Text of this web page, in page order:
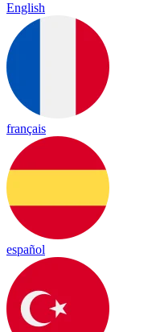
English
français
español